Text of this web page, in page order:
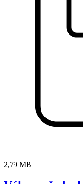
2,79 MB